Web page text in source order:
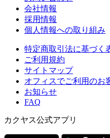
会社情報
採用情報
個人情報への取り組み
特定商取引法に基づく
ご利用規約
サイトマップ
オフィスでご利用のお
お知らせ
FAQ
カクヤス公式アプリ